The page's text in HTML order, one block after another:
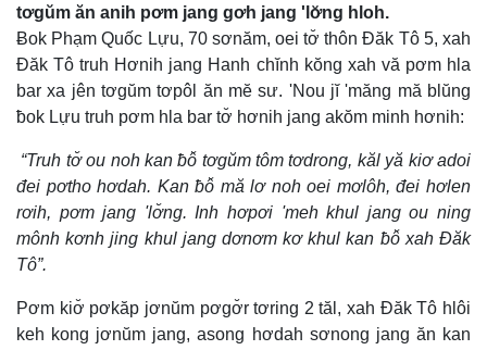
tơgŭm ăn anih pơm jang gơh jang 'lơ̆ng hloh.
Ƀok Phạm Quốc Lựu, 70 sơnăm, oei tơ̆ thôn Đăk Tô 5, xah
Đăk Tô truh Hơnih jang Hanh chĭnh kŏng xah vă pơm hla
bar xa jên tơgŭm tơpôl ăn mĕ sư. 'Nou jĭ 'măng mă blŭng
ƀok Lựu truh pơm hla bar tơ̆ hơnih jang akŏm minh hơnih:
“Truh tơ̆ ou noh kan ƀô̆ tơgŭm tôm tơdrong, kăl yă kiơ adoi
đei pơtho hơdah. Kan ƀô̆ mă lơ noh oei mơlôh, đei hơlen
rơih, pơm jang 'lơ̆ng. Inh hơpơi 'meh khul jang ou ning
mônh kơnh jing khul jang dơnơm kơ khul kan ƀô̆ xah Đăk
Tô”.
Pơm kiơ̆ pơkăp jơnŭm pơgơ̆r tơring 2 tăl, xah Đăk Tô hlôi
keh kong jơnŭm jang, asong hơdah sơnong jang ăn kan